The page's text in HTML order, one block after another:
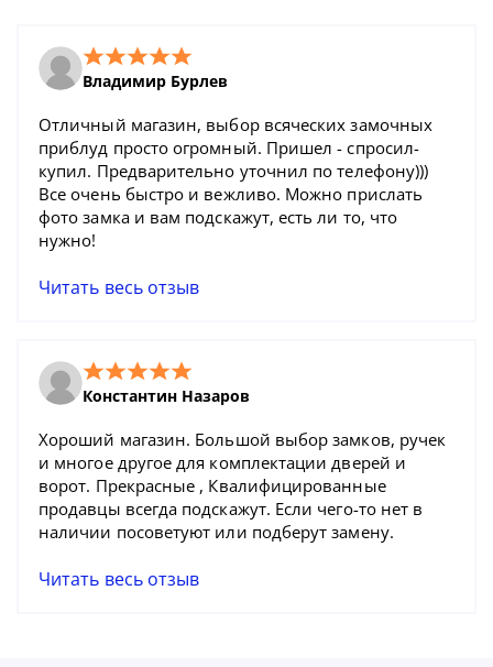
Владимир Бурлев
Отличный магазин, выбор всяческих замочных
приблуд просто огромный. Пришел - спросил-
купил. Предварительно уточнил по телефону)))
Все очень быстро и вежливо. Можно прислать
фото замка и вам подскажут, есть ли то, что
нужно!
Читать весь отзыв
Константин Назаров
Хороший магазин. Большой выбор замков, ручек
и многое другое для комплектации дверей и
ворот. Прекрасные , Квалифицированные
продавцы всегда подскажут. Если чего-то нет в
наличии посоветуют или подберут замену.
Читать весь отзыв